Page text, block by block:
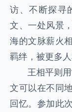
访、不断探
文、一处风景
海的文脉薪火
羁绊，被更多
王相平则
文可以在不同
回忆。参加此